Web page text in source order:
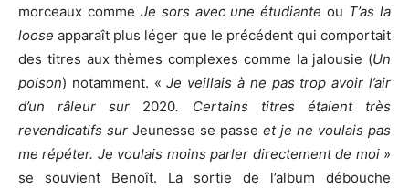
morceaux comme Je sors avec une étudiante ou T’as la
loose apparaît plus léger que le précédent qui comportait
des titres aux thèmes complexes comme la jalousie (Un
poison) notamment. «Je veillais à ne pas trop avoir l’air
d’un râleur sur 2020. Certains titres étaient très
revendicatifs sur Jeunesse se passe et je ne voulais pas
me répéter. Je voulais moins parler directement de moi»
se souvient Benoît. La sortie de l’album débouche